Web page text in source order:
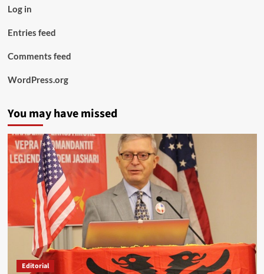
Log in
Entries feed
Comments feed
WordPress.org
You may have missed
Editorial